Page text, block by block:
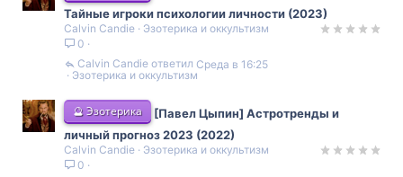
Тайные игроки психологии личности (2023)
Calvin Candie
Эзотерика и оккультизм
0
Эзотерика и оккультизм
Среда в 16:25
Calvin Candie
🔮 Эзотерика
[Павел Цыпин] Астротренды и
личный прогноз 2023 (2022)
Calvin Candie
Эзотерика и оккультизм
0